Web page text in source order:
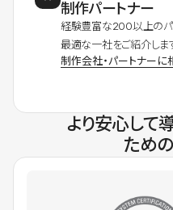
制作パートナー
経験豊富な200以上のパ
最適な一社をご紹介しま
制作会社・パートナーに
より安心して
ため